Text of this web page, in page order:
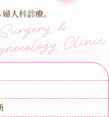
人科診療。